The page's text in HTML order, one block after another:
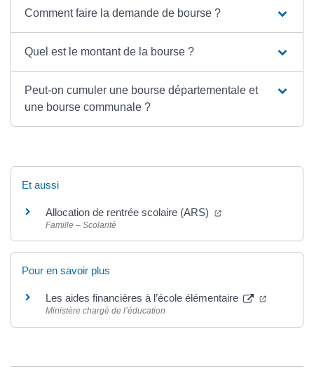
Comment faire la demande de bourse ?
Quel est le montant de la bourse ?
Peut-on cumuler une bourse départementale et
une bourse communale ?
Et aussi
Allocation de rentrée scolaire (ARS) (ouverture dans un
Famille – Scolarité
Pour en savoir plus
Les aides financières à l’école élémentaire
Ministère chargé de l’éducation